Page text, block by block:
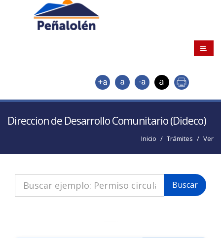
.
Direccion de Desarrollo Comunitario (Dideco)
Inicio Trámites Ver
Buscar